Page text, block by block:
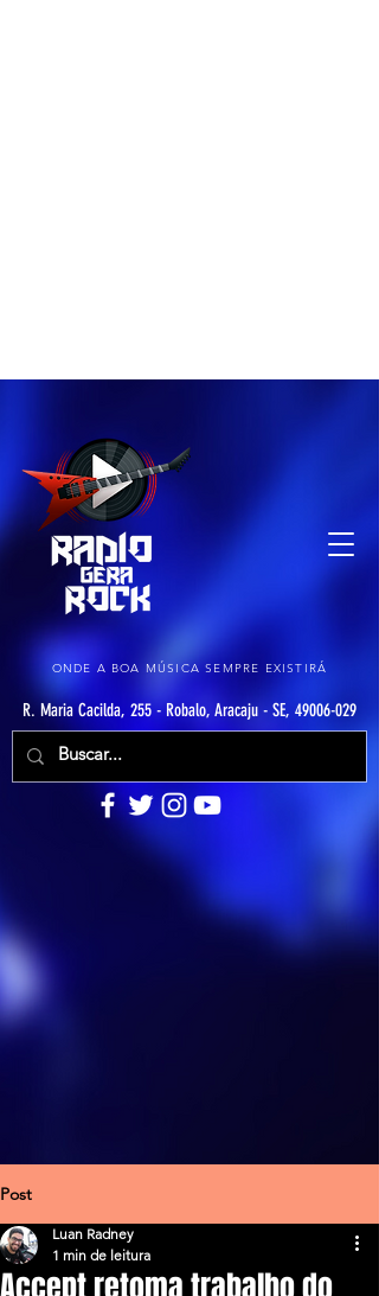
ONDE A BOA MÚSICA SEMPRE EXISTIRÁ
R. Maria Cacilda, 255 - Robalo, Aracaju - SE, 49006-029
Post
Luan Radney
1 min de leitura